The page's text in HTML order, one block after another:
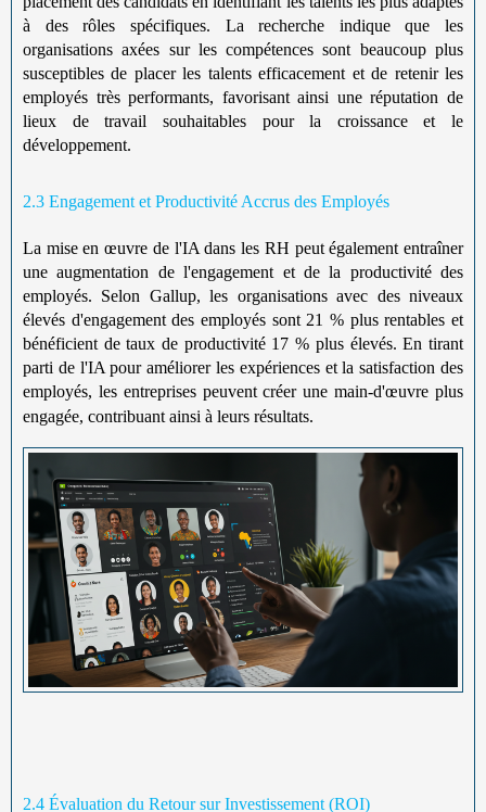
à des rôles spécifiques. La recherche indique que les
organisations axées sur les compétences sont beaucoup plus
susceptibles de placer les talents efficacement et de retenir les
employés très performants, favorisant ainsi une réputation de
lieux de travail souhaitables pour la croissance et le
développement.
2.3 Engagement et Productivité Accrus des Employés
La mise en œuvre de l'IA dans les RH peut également entraîner
une augmentation de l'engagement et de la productivité des
employés. Selon Gallup, les organisations avec des niveaux
élevés d'engagement des employés sont 21 % plus rentables et
bénéficient de taux de productivité 17 % plus élevés. En tirant
parti de l'IA pour améliorer les expériences et la satisfaction des
employés, les entreprises peuvent créer une main-d'œuvre plus
engagée, contribuant ainsi à leurs résultats.
2.4 Évaluation du Retour sur Investissement (ROI)